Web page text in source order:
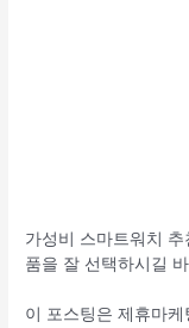
가성비 스마트워치
품을 잘 선택하시길
이 포스팅은 제휴마